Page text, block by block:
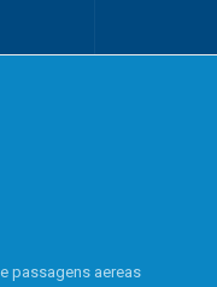
passagens aereas